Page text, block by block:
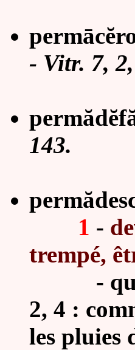
permācĕ
- Vitr. 7,
143.
1 -
trempé,
-
2, 4 :
les pluies